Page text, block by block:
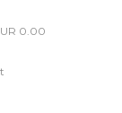
0.00